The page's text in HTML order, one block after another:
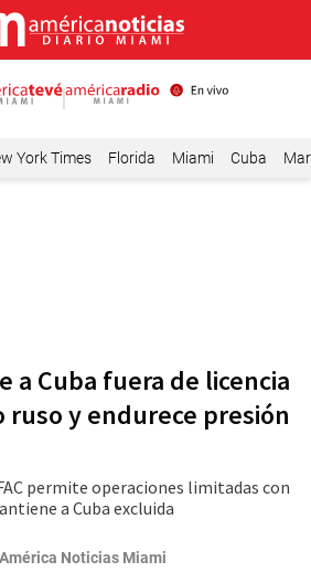
York Times Florida Miami Cuba
a Cuba fuera de licencia
y endurece presión
permite operaciones limitadas con
a Cuba excluida
Noticias Miami